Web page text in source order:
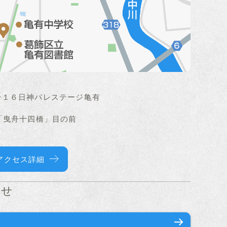
６日神パレステージ亀有
曳舟十四橋」目の前
クセス詳細